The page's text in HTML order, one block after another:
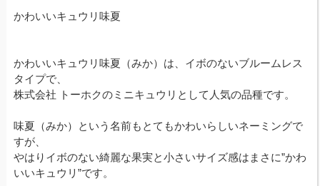
かわいいキュウリ味夏
かわいいキュウリ味夏（みか）は、イボのないブルームレス
タイプで、
株式会社 トーホクのミニキュウリとして人気の品種です。
味夏（みか）という名前もとてもかわいらしいネーミングで
すが、
やはりイボのない綺麗な果実と小さいサイズ感はまさに”かわ
いいキュウリ”です。